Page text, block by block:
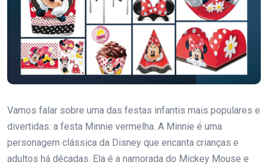
Vamos falar sobre uma das festas infantis mais populares e
divertidas: a festa Minnie vermelha. A Minnie é uma
personagem clássica da Disney que encanta crianças e
adultos há décadas. Ela é a namorada do Mickey Mouse e